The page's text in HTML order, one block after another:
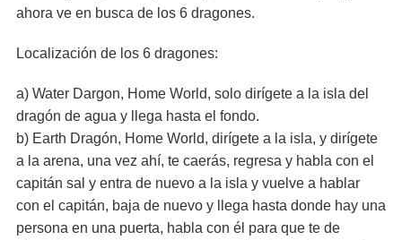
ahora ve en busca de los 6 dragones.
Localización de los 6 dragones:
a) Water Dargon, Home World, solo dirígete a la isla del
dragón de agua y llega hasta el fondo.
b) Earth Dragón, Home World, dirígete a la isla, y dirígete
a la arena, una vez ahí, te caerás, regresa y habla con el
capitán sal y entra de nuevo a la isla y vuelve a hablar
con el capitán, baja de nuevo y llega hasta donde hay una
persona en una puerta, habla con él para que te de